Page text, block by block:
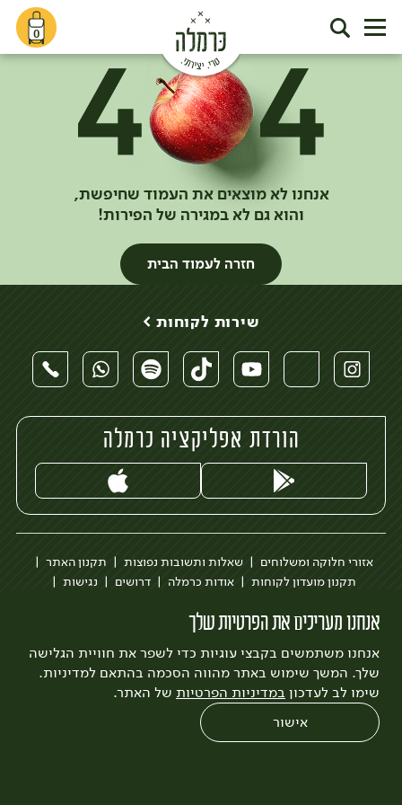
0
אנחנו לא מוצאים את העמוד שחיפשת,
והוא גם לא במגירה של הפירות!
חזרה לעמוד הבית
אנחנו מעריכים את הפרטיות שלך
אנחנו משתמשים בקבצי עוגיות כדי לשפר את חוויית הגלישה
שלך. המשך שימוש באתר מהווה הסכמה בהתאם למדיניות.
שימו לב לעדכון במדיניות הפרטיות של האתר.
אישור
שירות לקוחות >
הורדת אפליקציה כרמלה
אזורי חלוקה ומשלוחים שאלות ותשובות נפוצות
תקנון האתר
תקנון מועדון לקוחות
אודות כרמלה דרושים
נגישות
לצפייה בעדכון מדיניות פרטיות
עיצוב:3bears פיתוח:Quatro